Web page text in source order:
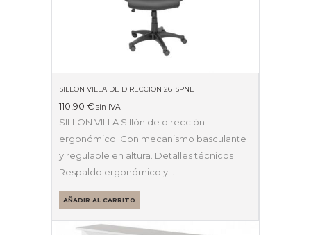
SILLON VILLA DE DIRECCION 261SPNE
110,90 € sin IVA
SILLON VILLA Sillón de dirección
ergonómico. Con mecanismo basculante
y regulable en altura. Detalles técnicos
Respaldo ergonómico y…
AÑADIR AL CARRITO